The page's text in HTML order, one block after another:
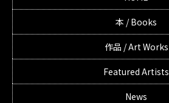
本 / Books
作品 / Art Works
Featured Artists
News